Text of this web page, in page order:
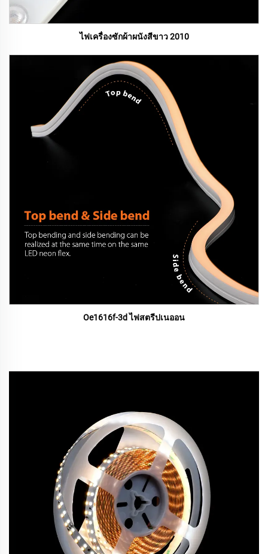
ไฟเครื่องซักผ้าผนังสีขาว 2010
Oe1616f-3d ไฟสตรีปเนออน